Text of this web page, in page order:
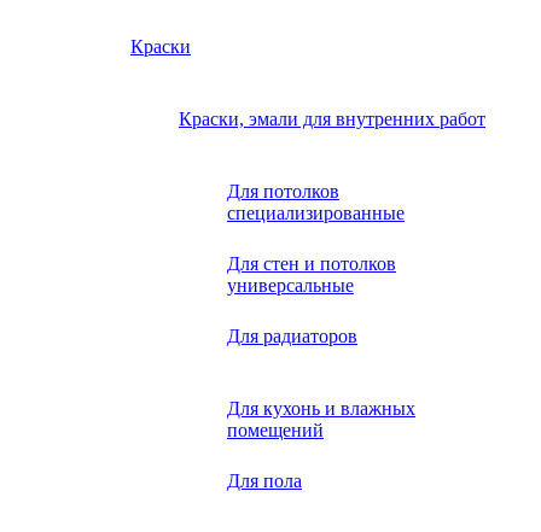
Краски
Краски, эмали для внутренних работ
Для потолков
специализированные
Для стен и потолков
универсальные
Для радиаторов
Для кухонь и влажных
помещений
Для пола